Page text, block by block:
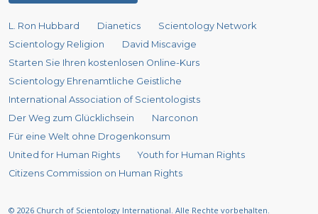
L. Ron Hubbard Dianetics
Scientology Network
Scientology Religion
David Miscavige
Starten Sie Ihren kostenlosen Online-Kurs
Scientology Ehrenamtliche Geistliche
International Association of Scientologists
Der Weg zum Glücklichsein
Narconon
Für eine Welt ohne Drogenkonsum
United for Human Rights
Youth for Human Rights
Citizens Commission on Human Rights
© 2026 Church of Scientology International. Alle Rechte vorbehalten.